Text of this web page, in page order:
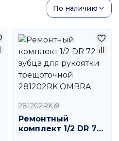
По наличию
281202RK
Ремонтный
комплект 1/2 DR 72